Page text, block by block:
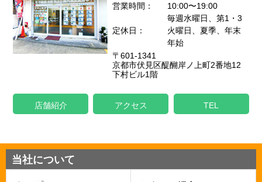
営業時間： 10:00〜19:00
定休日：
毎週水曜日、第1・3
火曜日、夏季、年末
年始
〒601-1341
京都市伏見区醍醐岸ノ上町2番地12
下村ビル1階
店舗紹介 アクセス TEL
当社について